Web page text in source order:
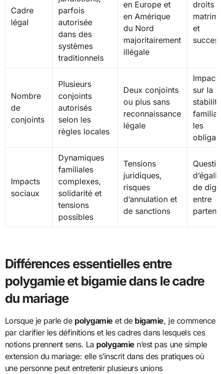
Cadre
légal
parfois
autorisée
dans des
systèmes
traditionnels
en Europe et
en Amérique
du Nord
majoritairement
illégale
droits
et
Nombre
de
conjoints
Plusieurs
conjoints
autorisés
selon les
règles locales
Deux conjoints
ou plus sans
reconnaissance
légale
Impact
sur la
stabilité
les
Impacts
sociaux
Dynamiques
familiales
complexes,
solidarité et
tensions
possibles
Tensions
juridiques,
risques
d’annulation et
de sanctions
de
entre
Différences essentielles entre
polygamie et bigamie dans le cadre
du mariage
Lorsque je parle de polygamie et de bigamie, je commence
par clarifier les définitions et les cadres dans lesquels ces
notions prennent sens. La polygamie n’est pas une simple
extension du mariage: elle s’inscrit dans des pratiques où
une personne peut entretenir plusieurs unions